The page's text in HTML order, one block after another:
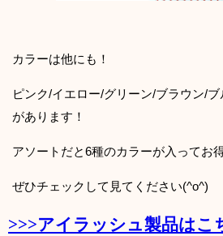
カラーは他にも！
ピンク/イエロー/グリーン/ブラウン/
があります！
アソートだと6種のカラーが入ってお
ぜひチェックして見てください(^o^)
>>>アイラッシュ製品はこ